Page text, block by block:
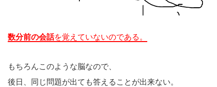
数分前の会話を覚えていないのである。
もちろんこのような脳なので、
後日、同じ問題が出ても答えることが出来ない。